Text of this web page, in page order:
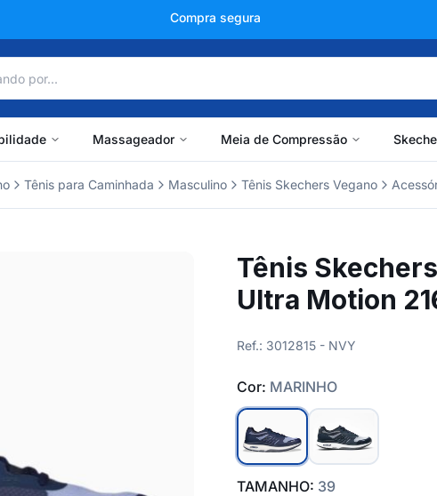
+150 mil avaliações
Massageador Meia de Compressão
Tênis para Caminhada Masculino Tênis Skechers Vegano
Tênis
Ultra Motion
Ref.: 3012815 - NVY
Cor: MARINHO
TAMANHO: 39